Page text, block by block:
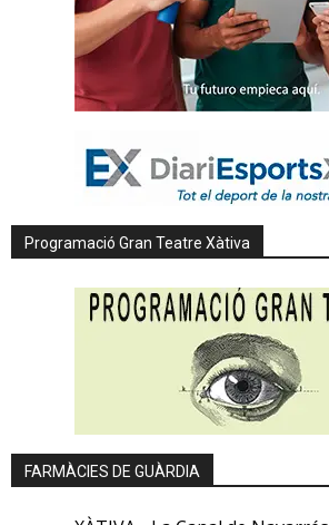
Programació Gran Teatre Xàtiva
FARMÀCIES DE GUÀRDIA